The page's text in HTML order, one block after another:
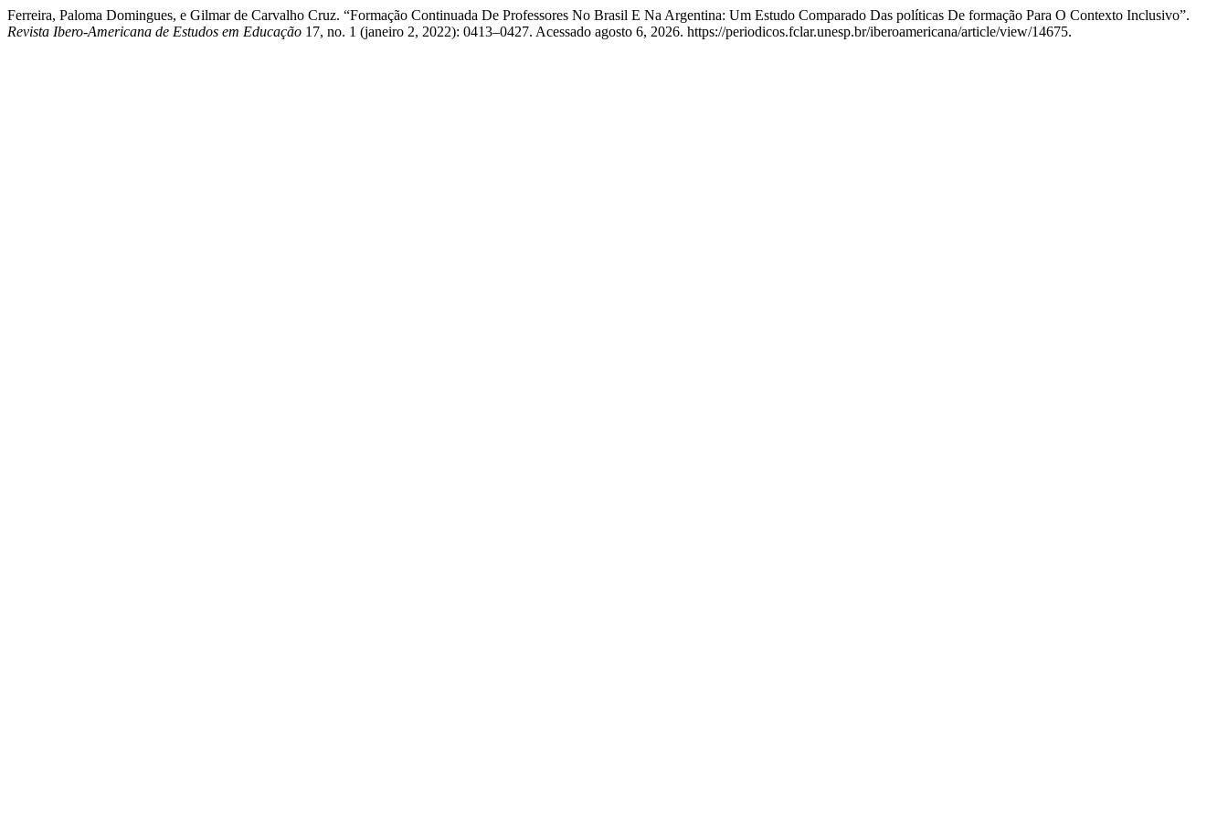
Ferreira, Paloma Domingues, e Gilmar de Carvalho Cruz. “Formação Continuada De Professores No Brasil E Na Argentina: Um Estudo Comparado Das políticas De formação Para O Contexto Inclusivo”.
Revista Ibero-Americana de Estudos em Educação 17, no. 1 (janeiro 2, 2022): 0413–0427. Acessado agosto 6, 2026. https://periodicos.fclar.unesp.br/iberoamericana/article/view/14675.